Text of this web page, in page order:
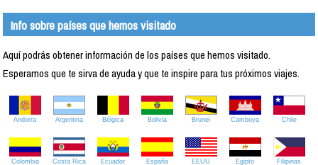
Info sobre países que hemos visitado
Aquí podrás obtener información de los países que hemos visitado.
Esperamos que te sirva de ayuda y que te inspire para tus próximos viajes.
Andorra Argentina Bélgica Bolivia Brunei Camboya Chile
Colombia Costa Rica Ecuador España EEUU Egipto Filipinas